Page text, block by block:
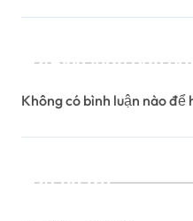
Bình luận gần
Không có bình luận nào để
Lưu trữ